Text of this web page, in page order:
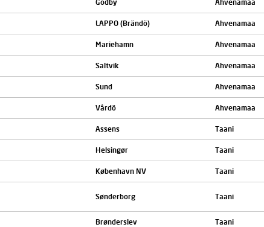
Godby Ahvenamaa
LAPPO (Brändö) Ahvenamaa
Mariehamn Ahvenamaa
Saltvik Ahvenamaa
Sund Ahvenamaa
Vårdö Ahvenamaa
Assens Taani
Helsingør Taani
København NV Taani
Sønderborg Taani
Brønderslev Taani